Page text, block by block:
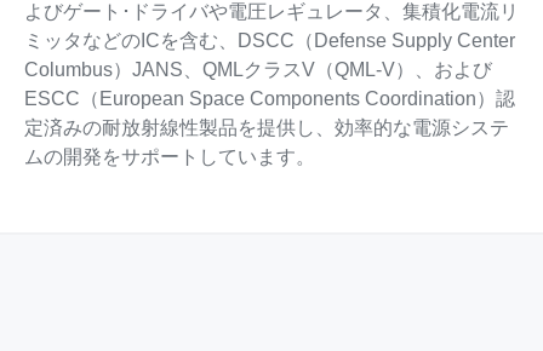
よびゲート･ドライバや電圧レギュレータ、集積化電流リ
ミッタなどのICを含む、DSCC（Defense Supply Center
Columbus）JANS、QMLクラスV（QML-V）、および
ESCC（European Space Components Coordination）認
定済みの耐放射線性製品を提供し、効率的な電源システ
ムの開発をサポートしています。